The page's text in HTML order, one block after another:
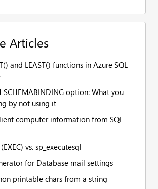
Articles
and LEAST() functions in Azure SQL
SCHEMABINDING option: What you
by not using it
computer information from SQL
(EXEC) vs. sp_executesql
for Database mail settings
printable chars from a string